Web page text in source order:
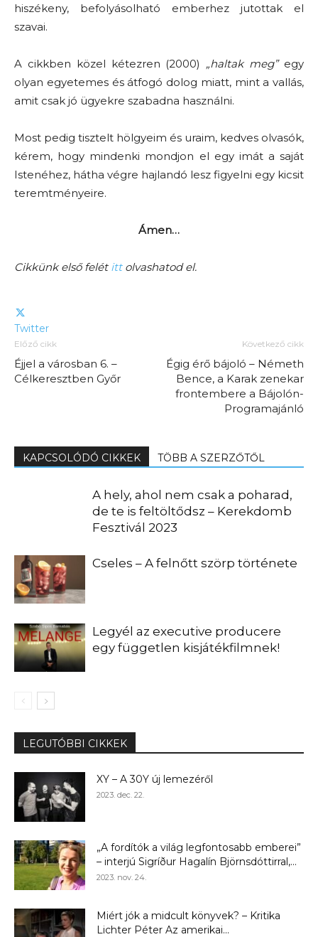
hiszékeny, befolyásolható emberhez jutottak el
szavai.
A cikkben közel kétezren (2000) „haltak meg”egy
olyan egyetemes és átfogó dolog miatt, mint a vallás,
amit csak jó ügyekre szabadna használni.
Most pedig tisztelt hölgyeim és uraim, kedves olvasók,
kérem, hogy mindenki mondjon el egy imát a saját
Istenéhez, hátha végre hajlandó lesz figyelni egy kicsit
teremtményeire.
Ámen…
Cikkünk első felét ittolvashatod el.
Twitter
Előző cikk
Éjjel a városban 6. –
Célkeresztben Győr
Következő cikk
Égig érő bájoló – Németh
Bence, a Karak zenekar
frontembere a Bájolón-
Programajánló
KAPCSOLÓDÓ CIKKEK TÖBB A SZERZŐTŐL
A hely, ahol nem csak a poharad,
de te is feltöltődsz – Kerekdomb
Fesztivál 2023
Cseles – A felnőtt szörp története
Legyél az executive producere
egy független kisjátékfilmnek!
LEGUTÓBBI CIKKEK
XY – A 30Y új lemezéről
2023. dec. 22.
„A fordítók a világ legfontosabb emberei”
– interjú Sigríður Hagalín Björnsdóttirral,...
2023. nov. 24.
Miért jók a midcult könyvek? – Kritika
Lichter Péter Az amerikai...